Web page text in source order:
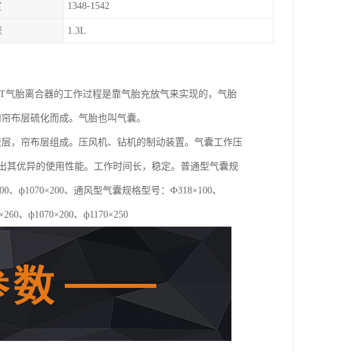
1348-1542
1.3L
胎离合器的工作过程是靠气胎充放气来实现的，气胎
布层硫化而成。气胎也叫气囊。
，帘布层组成。压风机、钻机的制动装置。气囊工作压
其优异的使用性能。工作时间长，稳定。普通型气囊规
、ф1070×200、通风型气囊规格型号：Ф318×100、
、ф1070×200、ф1170×250